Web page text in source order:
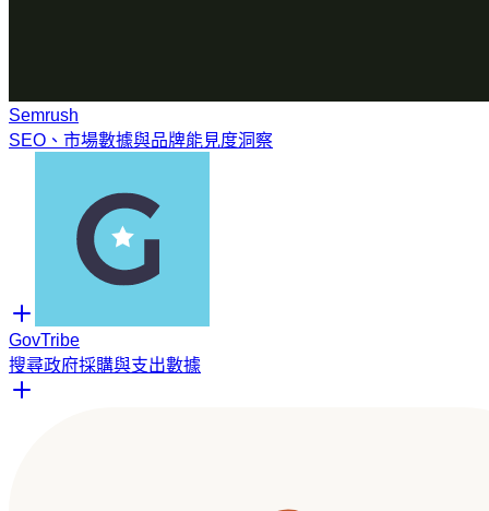
Semrush
SEO、市場數據與品牌能見度洞察
GovTribe
搜尋政府採購與支出數據